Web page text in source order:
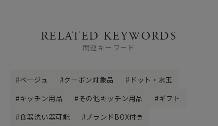
RELATED KEYWORDS
関連キーワード
ベージュ クーポン対象品
ドット・水玉
キッチン用品
その他キッチン用品
ギフト
食器洗い器可能
ブランドBOX付き